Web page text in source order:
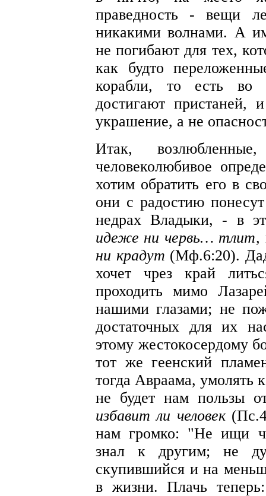
праведность - вещи
никакими волнами. А
не погибают для тех,
как будто
корабли, то есть во
достигают пристаней,
украшение, а не
Итак,
человеколюбивое
хотим обратить его в
они с радостию
недрах Владыки, - в
идеже ни червь… тлит,
ни крадут (Мф.6:20).
хочет чрез край
проходить мимо
нашими глазами; не
достаточных для их
этому жестокосердому
тот же геенский
тогда Авраама, умолять
не будет нам пользы
избавит ли человек
нам громко: "Не ищи
знал к другим; не
скупившийся и на
в жизни. Плачь